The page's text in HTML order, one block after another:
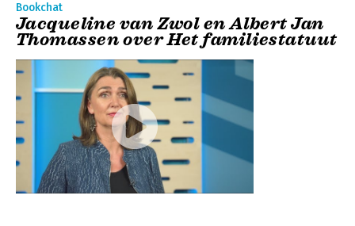
Bookchat
Jacqueline van Zwol en Albert Jan
Thomassen over Het familiestatuut